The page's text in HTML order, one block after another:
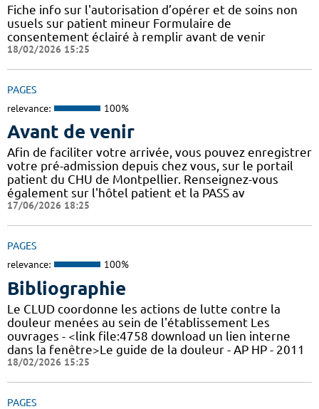
Fiche info sur l'autorisation d’opérer et de soins non
usuels sur patient mineur Formulaire de
consentement éclairé à remplir avant de venir
18/02/2026 15:25
PAGES
relevance: 100%
Avant de venir
Afin de faciliter votre arrivée, vous pouvez enregistrer
votre pré-admission depuis chez vous, sur le portail
patient du CHU de Montpellier. Renseignez-vous
également sur l'hôtel patient et la PASS av
17/06/2026 18:25
PAGES
relevance: 100%
Bibliographie
Le CLUD coordonne les actions de lutte contre la
douleur menées au sein de l'établissement Les
ouvrages - <link file:4758 download un lien interne
dans la fenêtre>Le guide de la douleur - AP HP - 2011
18/02/2026 15:25
PAGES